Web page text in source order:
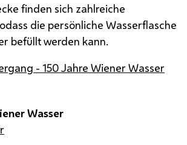
finden sich zahlreiche
die persönliche Wasserflasche
befüllt werden kann.
- 150 Jahre Wiener Wasser
Wasser